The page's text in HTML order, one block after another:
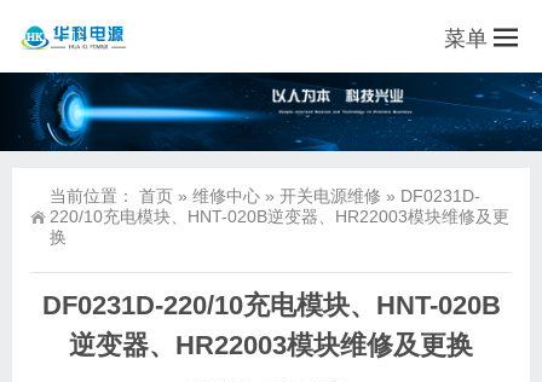
菜单
当前位置： 首页 » 维修中心 » 开关电源维修 » DF0231D-
220/10充电模块、HNT-020B逆变器、HR22003模块维修及更
换
DF0231D-220/10充电模块、HNT-020B
逆变器、HR22003模块维修及更换